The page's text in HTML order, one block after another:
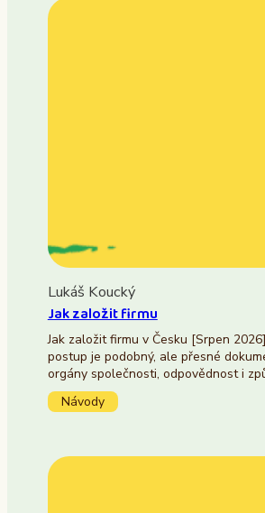
Lukáš Koucký
Jak založit firmu
Jak založit firmu v Česku [Srpen
postup je podobný, ale přesné
orgány společnosti, odpovědnost i
Návody